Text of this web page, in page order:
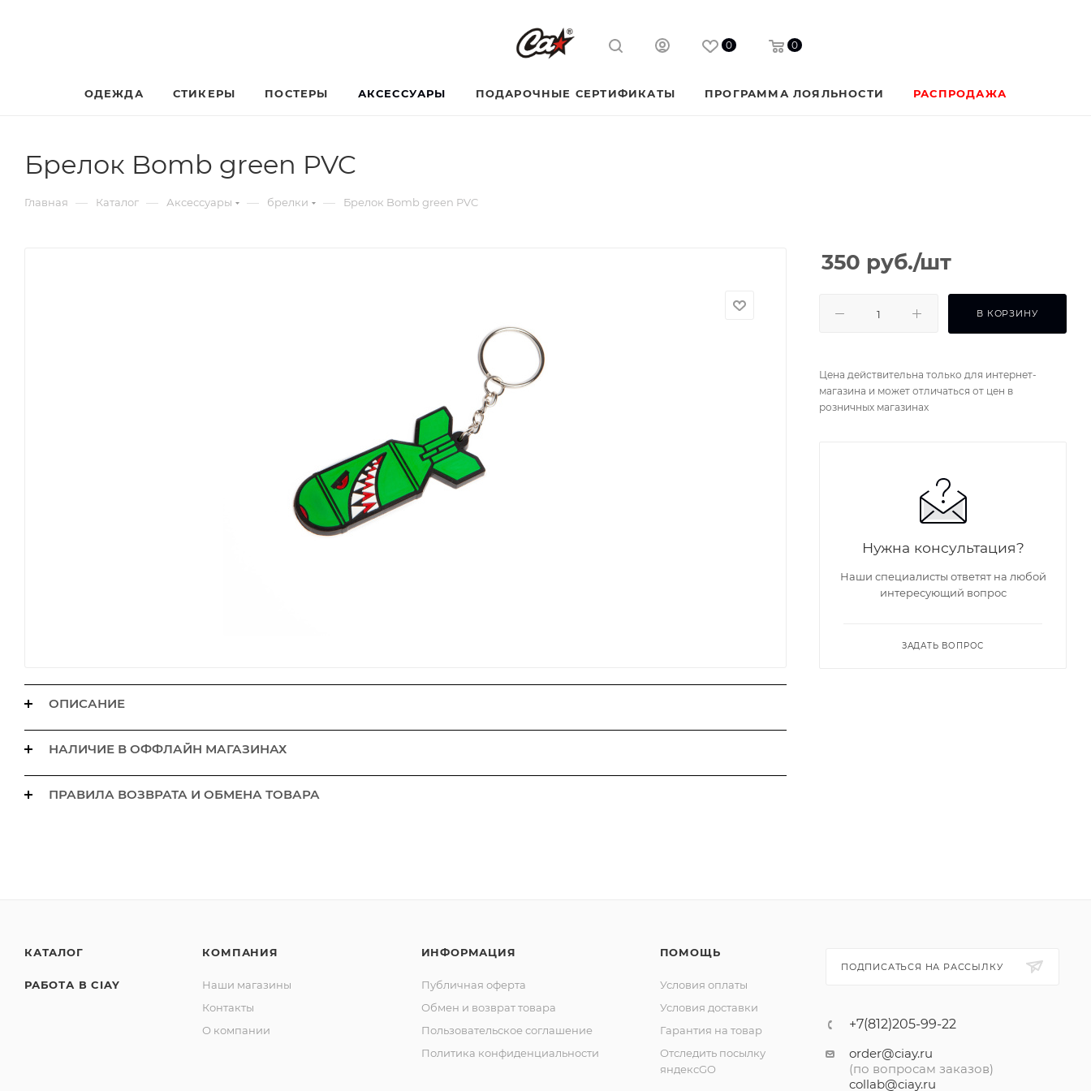
0 0
ПРОГРАММА ЛОЯЛЬНОСТИ РАСПРОДАЖА
ОДЕЖДА СТИКЕРЫ ПОСТЕРЫ АКСЕССУАРЫ ПОДАРОЧНЫЕ СЕРТИФИКАТЫ
Брелок Bomb green PVC
Главная — Каталог — Аксессуары — брелки — Брелок Bomb green PVC
ОПИСАНИЕ
НАЛИЧИЕ В ОФФЛАЙН МАГАЗИНАХ
ПРАВИЛА ВОЗВРАТА И ОБМЕНА ТОВАРА
350 руб./шт
В КОРЗИНУ
Цена действительна только для интернет-
магазина и может отличаться от цен в
розничных магазинах
Нужна консультация?
Наши специалисты ответят на любой
интересующий вопрос
ЗАДАТЬ ВОПРОС
КАТАЛОГ
РАБОТА В CIAY
КОМПАНИЯ
Наши магазины
Контакты
О компании
ИНФОРМАЦИЯ
Публичная оферта
Обмен и возврат товара
Пользовательское соглашение
Политика конфиденциальности
ПОМОЩЬ
Условия оплаты
Условия доставки
Гарантия на товар
Отследить посылку
яндексGO
ПОДПИСАТЬСЯ НА РАССЫЛКУ
+7(812)205-99-22
order@ciay.ru
(по вопросам заказов)
collab@ciay.ru